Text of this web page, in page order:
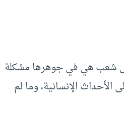
كل شعب هي في جوهرها مشكلة
الإنسانية، وما لم